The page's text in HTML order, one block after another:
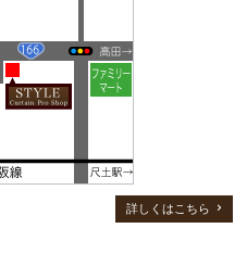
詳しくはこちら